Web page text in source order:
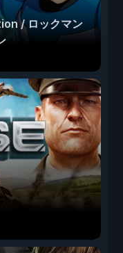
/ ロックマン